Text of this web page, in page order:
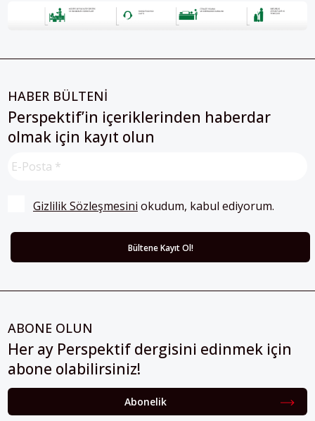
HABER BÜLTENİ
Perspektif’in içeriklerinden haberdar
olmak için kayıt olun
Gizlilik Sözleşmesini okudum, kabul ediyorum.
ABONE OLUN
Her ay Perspektif dergisini edinmek için
abone olabilirsiniz!
Abonelik